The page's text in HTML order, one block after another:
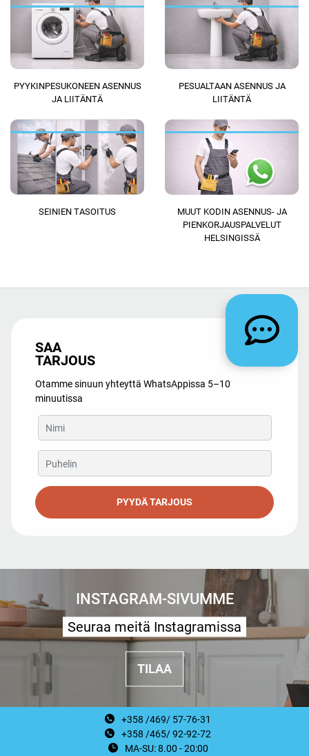
PYYKINPESUKONEEN ASENNUS
JA LIITÄNTÄ
PESUALTAAN ASENNUS JA
LIITÄNTÄ
SEINIEN TASOITUS
MUUT KODIN ASENNUS- JA
PIENKORJAUSPALVELUT
HELSINGISSÄ
SAA
TARJOUS
Otamme sinuun yhteyttä WhatsAppissa 5–10
minuutissa
PYYDÄ TARJOUS
INSTAGRAM-SIVUMME
Seuraa meitä Instagramissa
TILAA
+358 /469/ 57-76-31
+358 /465/ 92-92-72
MA-SU: 8.00 - 20:00